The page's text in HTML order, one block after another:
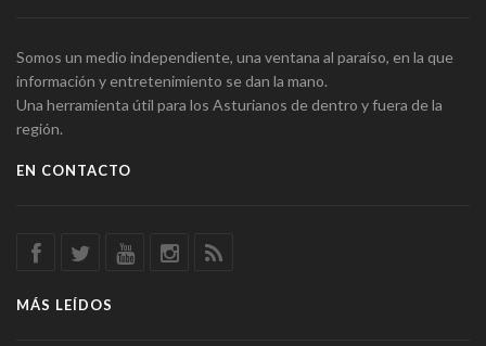
Somos un medio independiente, una ventana al paraíso, en la que
información y entretenimiento se dan la mano.
Una herramienta útil para los Asturianos de dentro y fuera de la
región.
EN CONTACTO
MÁS LEÍDOS